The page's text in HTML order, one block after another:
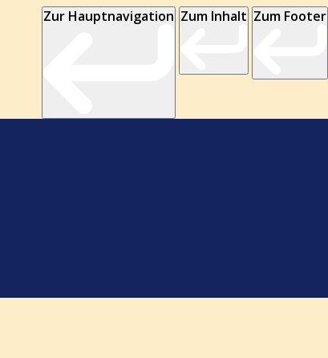
Zur Hauptnavigation Zum Inhalt Zum Footer